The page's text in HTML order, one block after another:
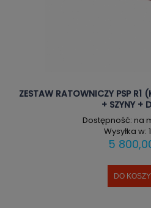
ZESTAW RATOWNICZY PSP R1
+ SZYNY +
Dostępność: na
Wysyłka w:
5
DO